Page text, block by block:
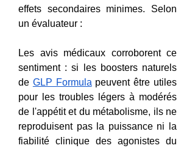
effets secondaires minimes. Selon
un évaluateur :
Les avis médicaux corroborent ce
sentiment : si les boosters naturels
de GLP Formula peuvent être utiles
pour les troubles légers à modérés
de l'appétit et du métabolisme, ils ne
reproduisent pas la puissance ni la
fiabilité clinique des agonistes du